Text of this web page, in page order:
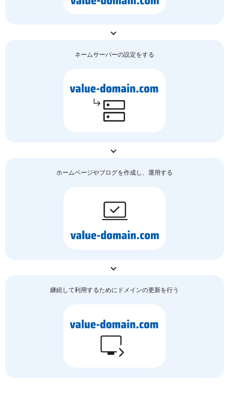
ネームサーバーの設定をする
ホームページやブログを作成し、運用する
継続して利用するためにドメインの更新を行う